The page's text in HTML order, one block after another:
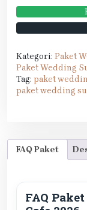
Kategori: Paket
Paket Wedding
Tag: paket
paket wedding
FAQ Paket
FAQ